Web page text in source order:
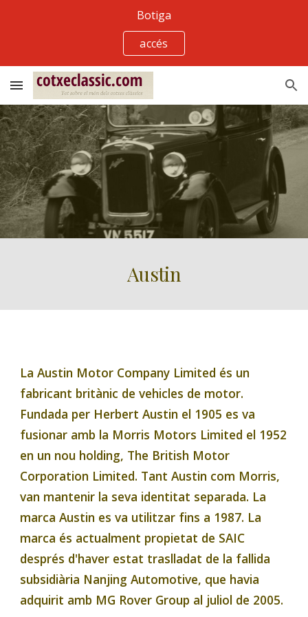
Botiga
accés
Austin
La Austin Motor Company Limited és un
fabricant britànic de vehicles de motor.
Fundada per Herbert Austin el 1905 es va
fusionar amb la Morris Motors Limited el 1952
en un nou holding, The British Motor
Corporation Limited. Tant Austin com Morris,
van mantenir la seva identitat separada. La
marca Austin es va utilitzar fins a 1987. La
marca és actualment propietat de SAIC
després d'haver estat traslladat de la fallida
subsidiària Nanjing Automotive, que havia
adquirit amb MG Rover Group al juliol de 2005.